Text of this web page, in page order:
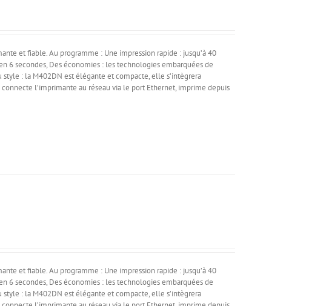
et fiable. Au programme : Une impression rapide : jusqu’à 40
6 secondes, Des économies : les technologies embarquées de
: la M402DN est élégante et compacte, elle s’intègrera
l’imprimante au réseau via le port Ethernet, imprime depuis
et fiable. Au programme : Une impression rapide : jusqu’à 40
6 secondes, Des économies : les technologies embarquées de
: la M402DN est élégante et compacte, elle s’intègrera